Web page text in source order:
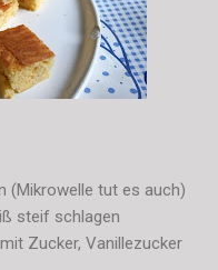
(Mikrowelle tut es auch)
steif schlagen
Zucker, Vanillezucker